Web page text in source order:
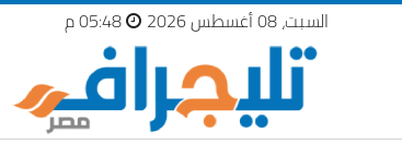
السبت، 08 أغسطس 2026
05:48 م